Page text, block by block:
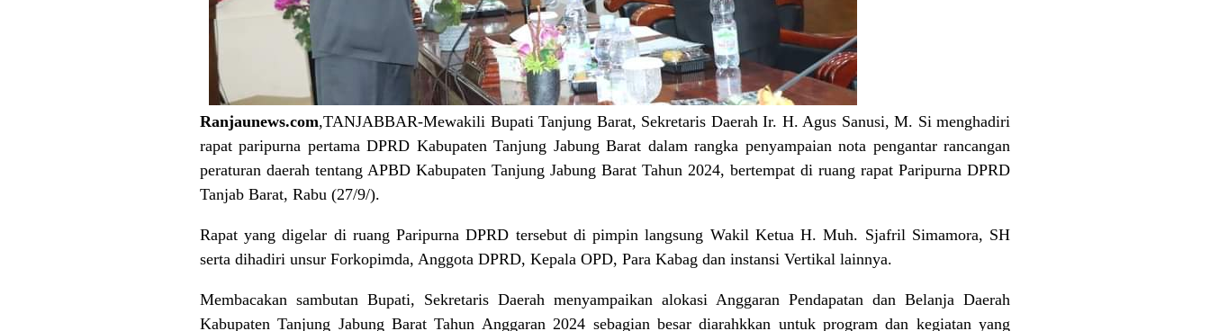
Ranjaunews.com,TANJABBAR-Mewakili Bupati Tanjung Barat, Sekretaris Daerah Ir. H. Agus Sanusi, M. Si menghadiri
rapat paripurna pertama DPRD Kabupaten Tanjung Jabung Barat dalam rangka penyampaian nota pengantar rancangan
peraturan daerah tentang APBD Kabupaten Tanjung Jabung Barat Tahun 2024, bertempat di ruang rapat Paripurna DPRD
Tanjab Barat, Rabu (27/9/).
Rapat yang digelar di ruang Paripurna DPRD tersebut di pimpin langsung Wakil Ketua H. Muh. Sjafril Simamora, SH
serta dihadiri unsur Forkopimda, Anggota DPRD, Kepala OPD, Para Kabag dan instansi Vertikal lainnya.
Membacakan sambutan Bupati, Sekretaris Daerah menyampaikan alokasi Anggaran Pendapatan dan Belanja Daerah
Kabupaten Tanjung Jabung Barat Tahun Anggaran 2024 sebagian besar diarahkkan untuk program dan kegiatan yang